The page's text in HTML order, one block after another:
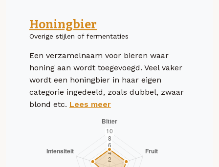
Honingbier
Overige stijlen of fermentaties
Een verzamelnaam voor bieren waar
honing aan wordt toegevoegd. Veel vaker
wordt een honingbier in haar eigen
categorie ingedeeld, zoals dubbel, zwaar
blond etc. Lees meer